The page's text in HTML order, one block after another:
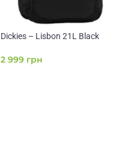
Dickies – Lisbon 21L Black
2 999 грн